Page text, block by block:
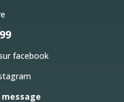
facebook
message